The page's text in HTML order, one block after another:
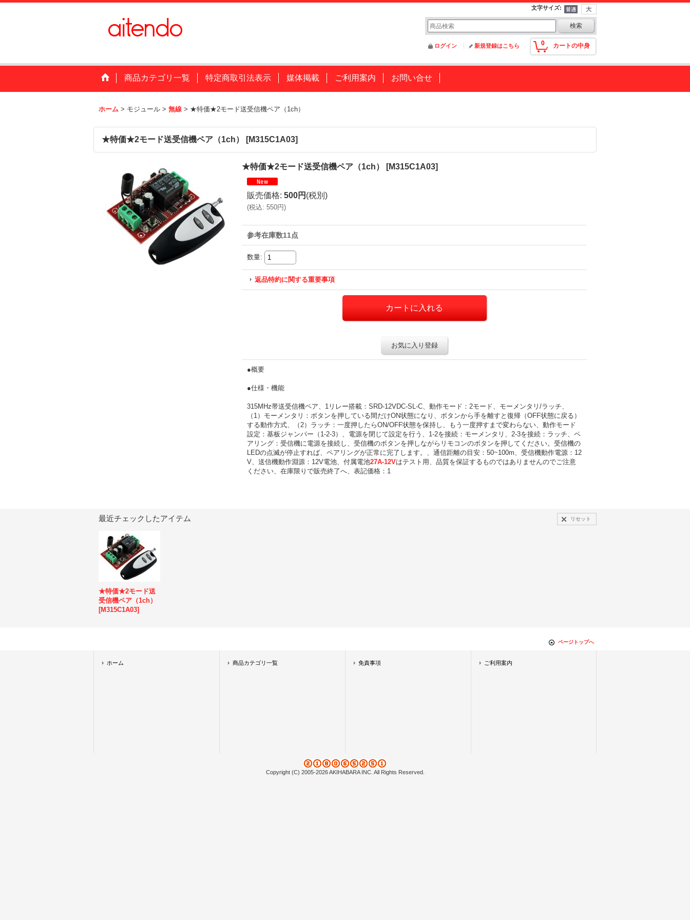
文字サイズ:
0 カートの中身
ログイン 新規登録はこちら
商品カテゴリ一覧 特定商取引法表示 媒体掲載 ご利用案内 お問い合せ
ホーム > モジュール > 無線 > ★特価★2モード送受信機ペア（1ch）
★特価★2モード送受信機ペア（1ch） [M315C1A03]
★特価★2モード送受信機ペア（1ch） [M315C1A03]
販売価格: 500円 (税別)
(税込: 550円)
参考在庫数11点
数量:
返品特約に関する重要事項
お気に入り登録
●概要
●仕様・機能
315MHz帯送受信機ペア、1リレー搭載：SRD-12VDC-SL-C、動作モード：2モード、モーメンタリ/ラッチ、
（1）モーメンタリ：ボタンを押している間だけON状態になり、ボタンから手を離すと復帰（OFF状態に戻る）
する動作方式、（2）ラッチ：一度押したらON/OFF状態を保持し、もう一度押すまで変わらない、動作モード
設定：基板ジャンパー（1-2-3）、電源を閉じて設定を行う、1-2を接続：モーメンタリ、2-3を接続：ラッチ、ペ
アリング：受信機に電源を接続し、受信機のボタンを押しながらリモコンのボタンを押してください。受信機の
LEDの点滅が停止すれば、ペアリングが正常に完了します。、通信距離の目安：50~100m、受信機動作電源：12
V、送信機動作淵源：12V電池、付属電池27A-12Vはテスト用、品質を保証するものではありませんのでご注意
ください、在庫限りで販売終了へ、表記価格：1
最近チェックしたアイテム リセット
★特価★2モード送
受信機ペア（1ch）
[M315C1A03]
ページトップへ
ホーム 商品カテゴリ一覧 免責事項 ご利用案内
Copyright (C) 2005-2026 AKIHABARA INC. All Rights Reserved.